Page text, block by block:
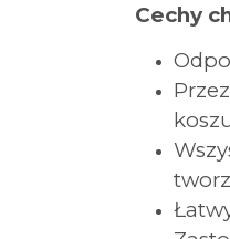
Cechy